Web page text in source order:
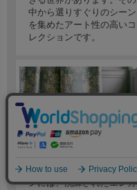
中から選りすぐりのシーン
を集めたアート性の高いコ
レクションです。
mila schön
「ミラ・ショーン」カーテ
ンには、洗練されたエレガ